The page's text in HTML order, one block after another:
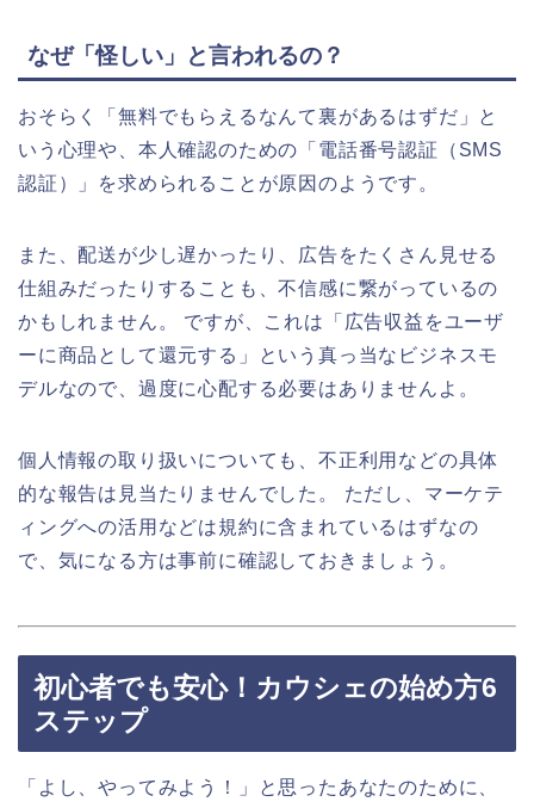
なぜ「怪しい」と言われるの？
おそらく「無料でもらえるなんて裏があるはずだ」と
いう心理や、本人確認のための「電話番号認証（SMS
認証）」を求められることが原因のようです。
また、配送が少し遅かったり、広告をたくさん見せる
仕組みだったりすることも、不信感に繋がっているの
かもしれません。 ですが、これは「広告収益をユーザ
ーに商品として還元する」という真っ当なビジネスモ
デルなので、過度に心配する必要はありませんよ。
個人情報の取り扱いについても、不正利用などの具体
的な報告は見当たりませんでした。 ただし、マーケテ
ィングへの活用などは規約に含まれているはずなの
で、気になる方は事前に確認しておきましょう。
初心者でも安心！カウシェの始め方6
ステップ
「よし、やってみよう！」と思ったあなたのために、